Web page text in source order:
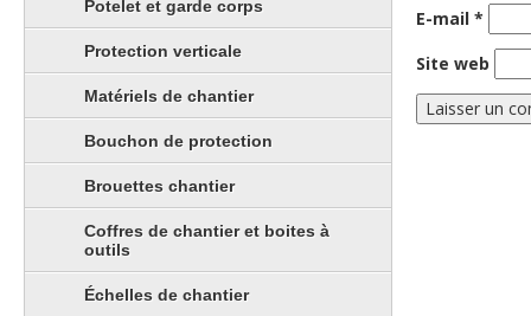
E-mail *
Site web
Potelet et garde corps
Protection verticale
Matériels de chantier
Bouchon de protection
Brouettes chantier
Coffres de chantier et boites à
outils
Échelles de chantier